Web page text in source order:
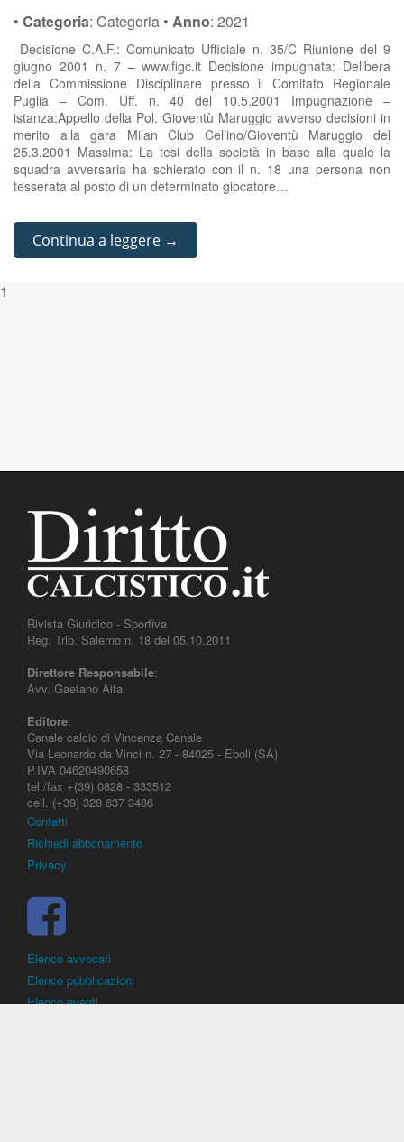
• Categoria: Categoria • Anno: 2021
Decisione C.A.F.: Comunicato Ufficiale n. 35/C Riunione del 9
giugno 2001 n. 7 – www.figc.it Decisione impugnata: Delibera
della Commissione Disciplinare presso il Comitato Regionale
Puglia – Com. Uff. n. 40 del 10.5.2001 Impugnazione –
istanza:Appello della Pol. Gioventù Maruggio avverso decisioni in
merito alla gara Milan Club Cellino/Gioventù Maruggio del
25.3.2001 Massima: La tesi della società in base alla quale la
squadra avversaria ha schierato con il n. 18 una persona non
tesserata al posto di un determinato giocatore…
Continua a leggere →
1
Rivista Giuridico - Sportiva
Reg. Trib. Salerno n. 18 del 05.10.2011
Direttore Responsabile:
Avv. Gaetano Aita
Editore:
Canale calcio di Vincenza Canale
Via Leonardo da Vinci n. 27 - 84025 - Eboli (SA)
P.IVA 04620490658
tel./fax +(39) 0828 - 333512
cell. (+39) 328 637 3486
Contatti
Richiedi abbonamento
Privacy
Elenco avvocati
Elenco pubblicazioni
Elenco eventi